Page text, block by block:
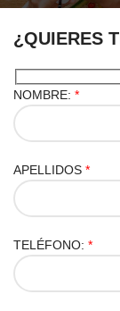
¿QUIERES
NOMBRE: *
APELLIDOS *
TELÉFONO: *